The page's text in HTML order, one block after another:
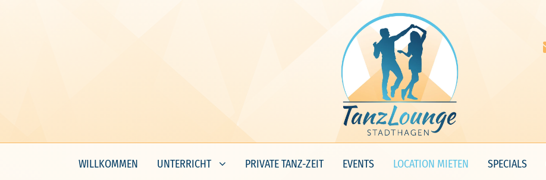
WILLKOMMEN UNTERRICHT PRIVATE TANZ-ZEIT EVENTS LOCATION MIETEN SPECIALS